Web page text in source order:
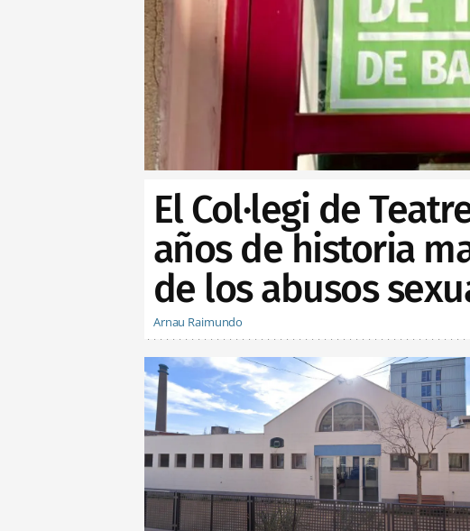
El Col·legi de
años de historia
de los abusos
Arnau Raimundo